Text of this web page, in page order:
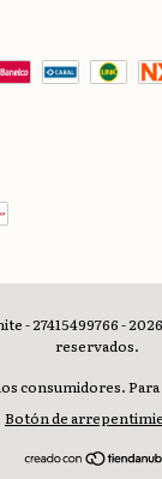
- 27415499766 -
reservados.
consumidores.
Botón de